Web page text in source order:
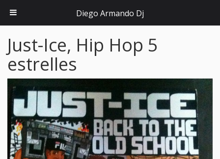
Just-Ice, Hip Hop 5
estrelles
Diego Armando Dj